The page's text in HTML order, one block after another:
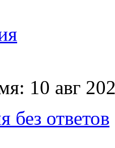
10 авг
без ответов